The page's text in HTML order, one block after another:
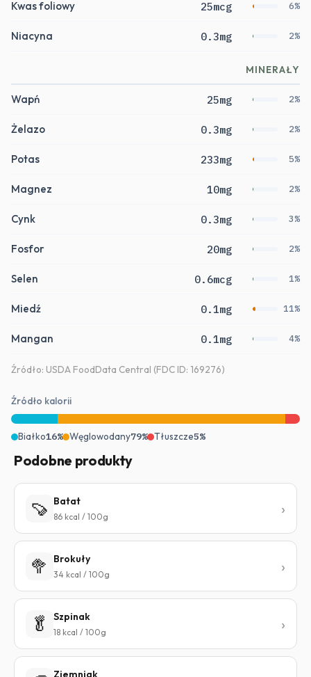
Kwas foliowy 25mcg 6%
Niacyna 0.3mg 2%
MINERAŁY
Wapń 25mg 2%
Żelazo 0.3mg 2%
Potas 233mg 5%
Magnez 10mg 2%
Cynk 0.3mg 3%
Fosfor 20mg 2%
Selen 0.6mcg 1%
Miedź 0.1mg 11%
Mangan 0.1mg 4%
Źródło: USDA FoodData Central (FDC ID: 169276)
Źródło kalorii
Białko16% Węglowodany79% Tłuszcze5%
Podobne produkty
🍠 Batat
86 kcal / 100g
🥦 Brokuły
34 kcal / 100g
🥬 Szpinak
18 kcal / 100g
Ziemniak